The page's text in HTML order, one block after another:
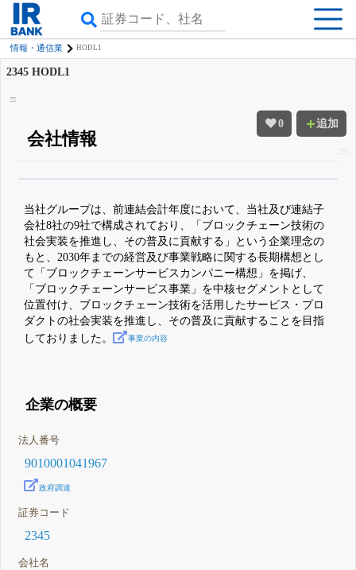
情報・通信業 HODL1
0 追加
2345 HODL1
会社情報
詳しく見られる
無料でβ版をはじめる
登録すると永久30%OFFと米株版の先行利用も付きます
当社グループは、前連結会計年度において、当社及び連結子
会社8社の9社で構成されており、「ブロックチェーン技術の
社会実装を推進し、その普及に貢献する」という企業理念の
もと、2030年までの経営及び事業戦略に関する長期構想とし
て「ブロックチェーンサービスカンパニー構想」を掲げ、
「ブロックチェーンサービス事業」を中核セグメントとして
位置付け、ブロックチェーン技術を活用したサービス・プロ
ダクトの社会実装を推進し、その普及に貢献することを目指
しておりました。
事業の内容
企業の概要
法人番号
9010001041967
政府調達
証券コード
2345
会社名